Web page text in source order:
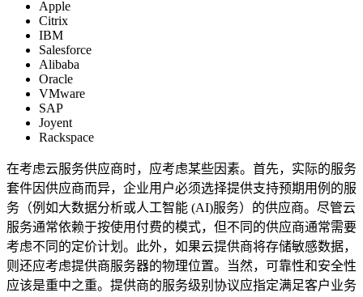
Apple
Citrix
IBM
Salesforce
Alibaba
Oracle
VMware
SAP
Joyent
Rackspace
在考虑云服务供应商时，应考虑某些因素。首先，实际的服务
套件因供应商而异，企业用户必须选择提供支持预期用例的服
务（例如大数据分析或人工智能 (AI)服务）的供应商。尽管云
服务通常依赖于按使用付费的模式，但不同的供应商通常需要
考虑不同的定价计划。此外，如果云提供商将存储敏感数据，
则还应考虑提供商服务器的物理位置。当然，可靠性和安全性
应该是重中之重。提供商的服务级别协议应指定满足客户业务